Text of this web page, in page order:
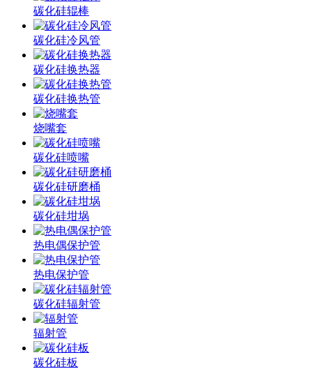
碳化硅辊棒
碳化硅冷风管
碳化硅换热器
碳化硅换热管
烧嘴套
碳化硅喷嘴
碳化硅研磨桶
碳化硅坩埚
热电偶保护管
热电保护管
碳化硅辐射管
辐射管
碳化硅板